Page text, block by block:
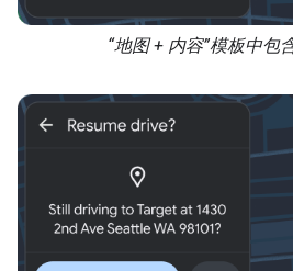
“地图 + 内容”模板中包